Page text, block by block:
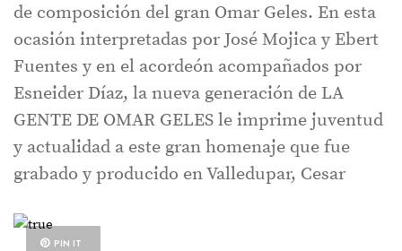
de composición del gran Omar Geles. En esta
ocasión interpretadas por José Mojica y Ebert
Fuentes y en el acordeón acompañados por
Esneider Díaz, la nueva generación de LA
GENTE DE OMAR GELES le imprime juventud
y actualidad a este gran homenaje que fue
grabado y producido en Valledupar, Cesar
PIN IT